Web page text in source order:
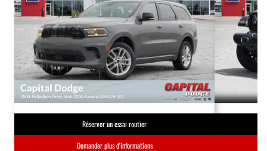
Réserver un essai routier
Demander plus d'informations